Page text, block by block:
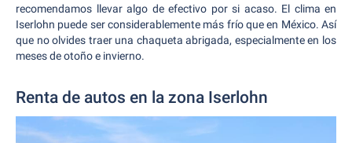
recomendamos llevar algo de efectivo por si acaso. El clima en
Iserlohn puede ser considerablemente más frío que en México. Así
que no olvides traer una chaqueta abrigada, especialmente en los
meses de otoño e invierno.
Renta de autos en la zona Iserlohn